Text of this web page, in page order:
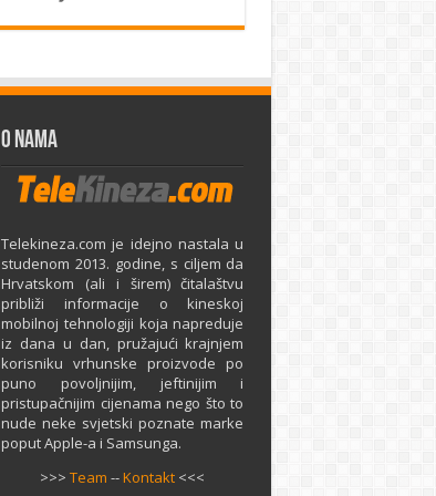
O Nama
Telekineza.com je idejno nastala u
studenom 2013. godine, s ciljem da
Hrvatskom (ali i širem) čitalaštvu
približi informacije o kineskoj
mobilnoj tehnologiji koja napreduje
iz dana u dan, pružajući krajnjem
korisniku vrhunske proizvode po
puno povoljnijim, jeftinijim i
pristupačnijim cijenama nego što to
nude neke svjetski poznate marke
poput Apple-a i Samsunga.
>>>Team --Kontakt <<<